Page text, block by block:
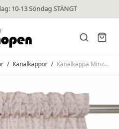
10-13 Söndag STÄNGT
/ Kanalkappor / Kanalkappa Minzy Rosa